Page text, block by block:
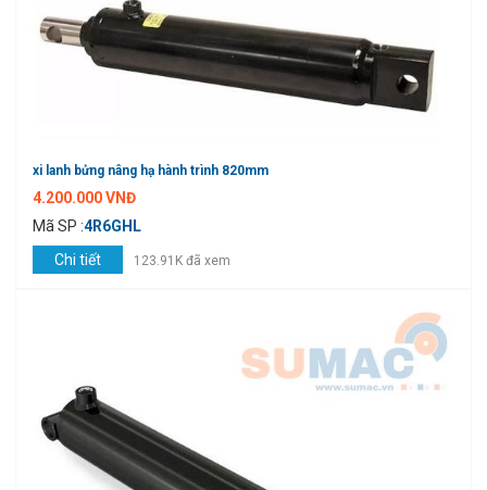
xi lanh bửng nâng hạ hành trình 820mm
4.200.000 VNĐ
Mã SP :4R6GHL
Chi tiết
123.91K đã xem